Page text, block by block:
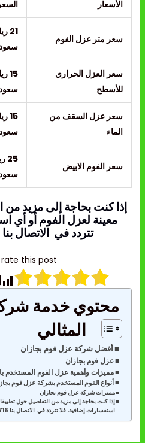
الأسعار
سعر متر عزل الفوم
21
سعر العزل الحراري
للأسطح
15
سعر عزل السقف من
الماء
15
سعر الفوم الابيض
إذا كنت بحاجة إلى مزيد
معينة لعزل الفوم أو أي
تتردد في الاتصال بنا
this post!
محتوي خدمة
المثالي
أفضل شركة عزل فوم بجازان
عزل فوم بجازان
مميزات وأهمية عزل الفوم المستخدم
أنواع الفوم المستخدم بشركة عزل فوم
مميزات شركة عزل فوم بجازان
إذا كنت بحاجة إلى مزيد من التفاصيل حول
استفسارات إضافية، فلا تتردد في الاتصال بنا 0548585716